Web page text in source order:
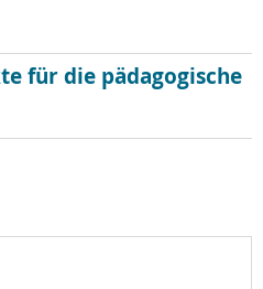
für die pädagogische